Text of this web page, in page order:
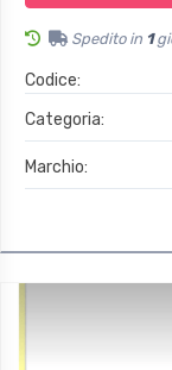
Spedito in 1
Codice:
Categoria:
Marchio: